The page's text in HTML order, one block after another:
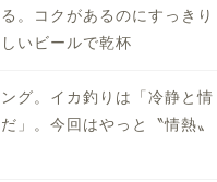
。コクがあるのにすっきり
いビールで乾杯
グ。イカ釣りは「冷静と情
」。今回はやっと〝情熱〟